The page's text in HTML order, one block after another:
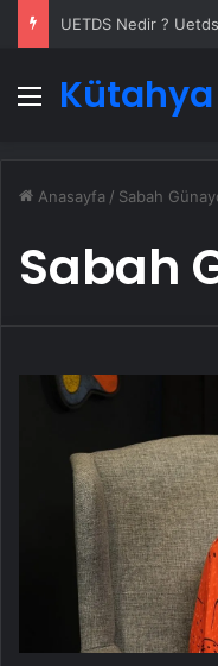
Menü
Anasayfa / Sabah
Sabah